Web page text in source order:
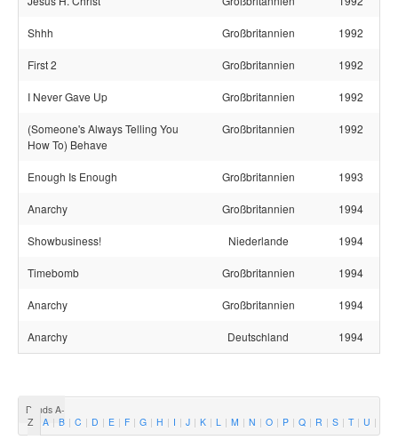
Shhh Großbritannien 1992
First 2 Großbritannien 1992
I Never Gave Up Großbritannien 1992
(Someone's Always Telling You
How To) Behave
Großbritannien 1992
Enough Is Enough Großbritannien 1993
Anarchy Großbritannien 1994
Showbusiness! Niederlande 1994
Timebomb Großbritannien 1994
Anarchy Großbritannien 1994
Anarchy Deutschland 1994
Bands A-
Z
A B C D E F G H I J K L M N O P Q R S T U